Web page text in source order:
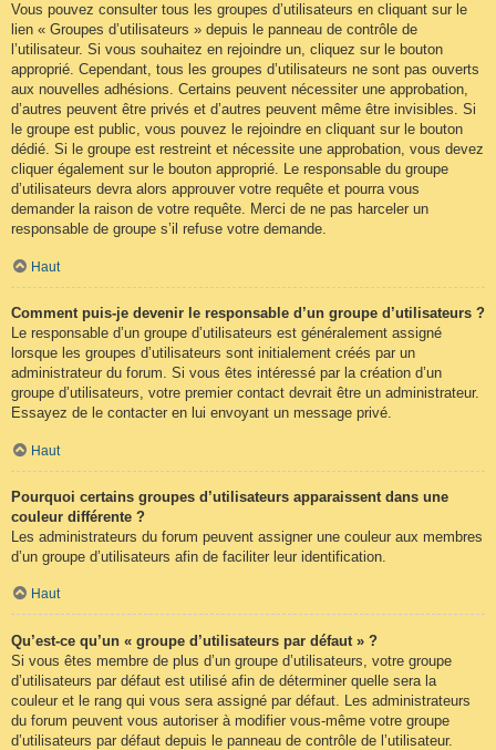
Vous pouvez consulter tous les groupes d’utilisateurs en cliquant sur le
lien « Groupes d’utilisateurs » depuis le panneau de contrôle de
l’utilisateur. Si vous souhaitez en rejoindre un, cliquez sur le bouton
approprié. Cependant, tous les groupes d’utilisateurs ne sont pas ouverts
aux nouvelles adhésions. Certains peuvent nécessiter une approbation,
d’autres peuvent être privés et d’autres peuvent même être invisibles. Si
le groupe est public, vous pouvez le rejoindre en cliquant sur le bouton
dédié. Si le groupe est restreint et nécessite une approbation, vous devez
cliquer également sur le bouton approprié. Le responsable du groupe
d’utilisateurs devra alors approuver votre requête et pourra vous
demander la raison de votre requête. Merci de ne pas harceler un
responsable de groupe s’il refuse votre demande.
Haut
Comment puis-je devenir le responsable d’un groupe d’utilisateurs ?
Le responsable d’un groupe d’utilisateurs est généralement assigné
lorsque les groupes d’utilisateurs sont initialement créés par un
administrateur du forum. Si vous êtes intéressé par la création d’un
groupe d’utilisateurs, votre premier contact devrait être un administrateur.
Essayez de le contacter en lui envoyant un message privé.
Haut
Pourquoi certains groupes d’utilisateurs apparaissent dans une
couleur différente ?
Les administrateurs du forum peuvent assigner une couleur aux membres
d’un groupe d’utilisateurs afin de faciliter leur identification.
Haut
Qu’est-ce qu’un « groupe d’utilisateurs par défaut » ?
Si vous êtes membre de plus d’un groupe d’utilisateurs, votre groupe
d’utilisateurs par défaut est utilisé afin de déterminer quelle sera la
couleur et le rang qui vous sera assigné par défaut. Les administrateurs
du forum peuvent vous autoriser à modifier vous-même votre groupe
d’utilisateurs par défaut depuis le panneau de contrôle de l’utilisateur.